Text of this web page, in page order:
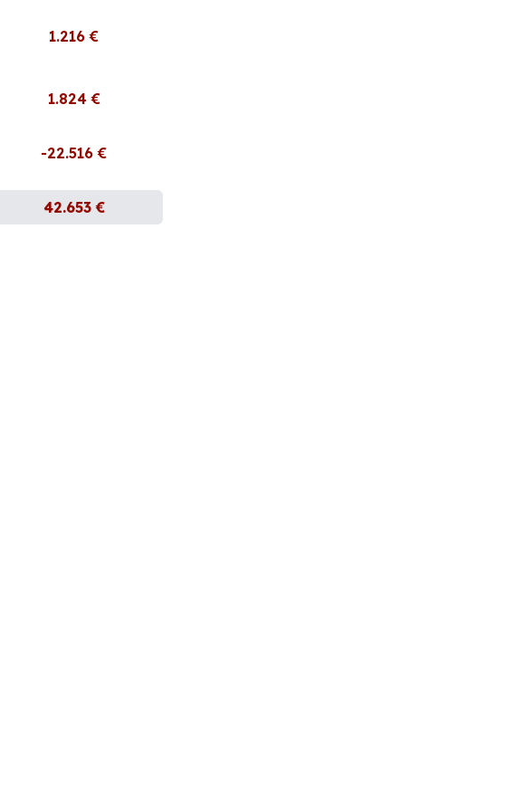
1.216 €
1.824 €
-22.516 €
42.653 €